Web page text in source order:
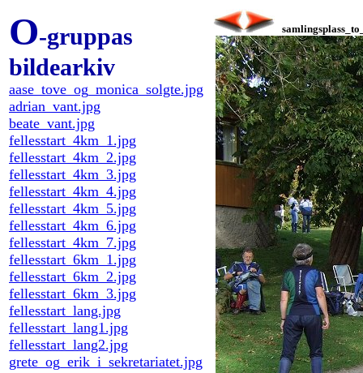
O-gruppas
bildearkiv
aase_tove_og_monica_solgte.jpg
adrian_vant.jpg
beate_vant.jpg
fellesstart_4km_1.jpg
fellesstart_4km_2.jpg
fellesstart_4km_3.jpg
fellesstart_4km_4.jpg
fellesstart_4km_5.jpg
fellesstart_4km_6.jpg
fellesstart_4km_7.jpg
fellesstart_6km_1.jpg
fellesstart_6km_2.jpg
fellesstart_6km_3.jpg
fellesstart_lang.jpg
fellesstart_lang1.jpg
fellesstart_lang2.jpg
grete_og_erik_i_sekretariatet.jpg